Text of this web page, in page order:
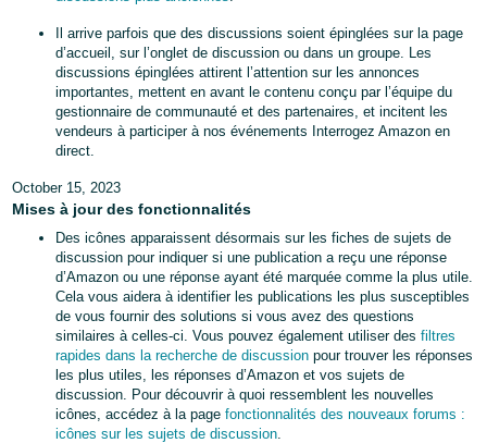
Il arrive parfois que des discussions soient épinglées sur la page
d’accueil, sur l’onglet de discussion ou dans un groupe. Les
discussions épinglées attirent l’attention sur les annonces
importantes, mettent en avant le contenu conçu par l’équipe du
gestionnaire de communauté et des partenaires, et incitent les
vendeurs à participer à nos événements Interrogez Amazon en
direct.
October 15, 2023
Mises à jour des fonctionnalités
Des icônes apparaissent désormais sur les fiches de sujets de
discussion pour indiquer si une publication a reçu une réponse
d’Amazon ou une réponse ayant été marquée comme la plus utile.
Cela vous aidera à identifier les publications les plus susceptibles
de vous fournir des solutions si vous avez des questions
similaires à celles-ci. Vous pouvez également utiliser desfiltres
rapides dans la recherche de discussion pour trouver les réponses
les plus utiles, les réponses d’Amazon et vos sujets de
discussion. Pour découvrir à quoi ressemblent les nouvelles
icônes, accédez à la pagefonctionnalités des nouveaux forums :
icônes sur les sujets de discussion.